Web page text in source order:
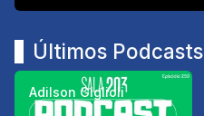
Últimos Podcasts
Adilson Giglioli